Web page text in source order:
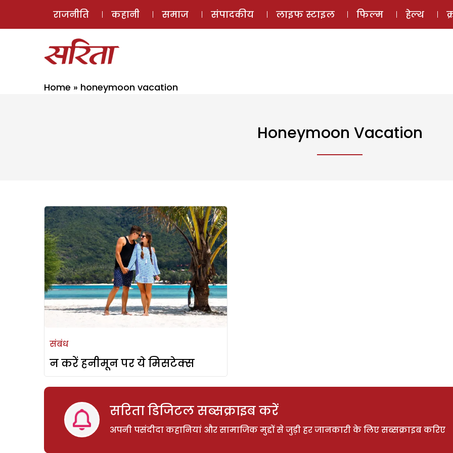
ई-मैगज़ीन
राजनीति कहानी समाज संपादकीय लाइफ स्टाइल फिल्म हेल्थ
Home » honeymoon vacation
Honeymoon Vacation
संबंध
न करें हनीमून पर ये मिसटेक्स
सरिता डिजिटल सब्सक्राइब करें
अपनी पसंदीदा कहानियां और सामाजिक मुद्दों से जुड़ी हर जानकारी के लिए सब्सक्राइब करिए